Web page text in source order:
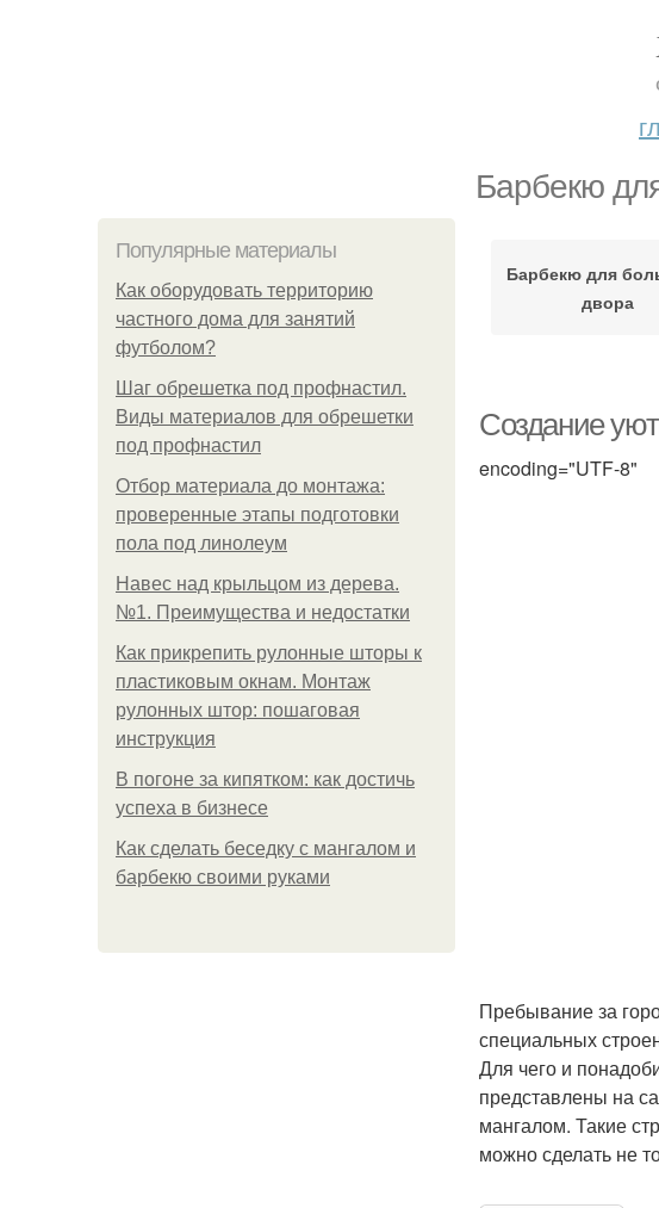
Барбекю
Популярные материалы
Как оборудовать территорию
частного дома для занятий
футболом?
Шаг обрешетка под профнастил.
Виды материалов для обрешетки
под профнастил
Отбор материала до монтажа:
проверенные этапы подготовки
пола под линолеум
Навес над крыльцом из дерева.
№1. Преимущества и недостатки
Как прикрепить рулонные шторы к
пластиковым окнам. Монтаж
рулонных штор: пошаговая
инструкция
В погоне за кипятком: как достичь
успеха в бизнесе
Как сделать беседку с мангалом и
барбекю своими руками
Барбекю для
двора
Создание
encoding="UTF-8"
Пребывание за
специальных
Для чего и
представлены на
мангалом. Такие
можно сделать не